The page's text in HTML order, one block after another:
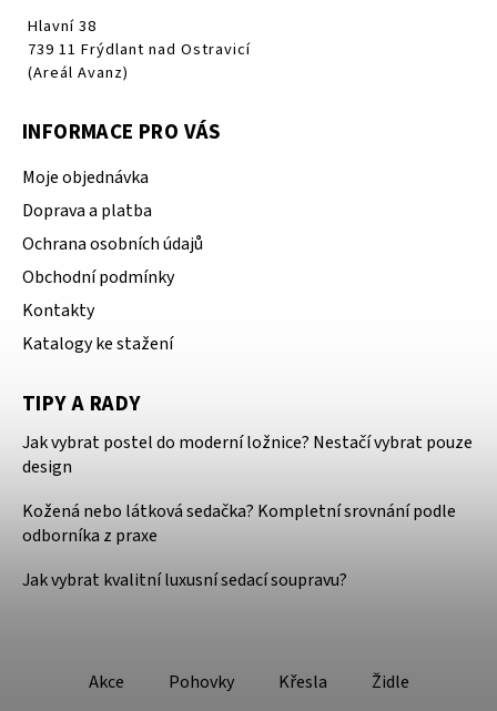
Hlavní 38
739 11 Frýdlant nad Ostravicí
(Areál Avanz)
INFORMACE PRO VÁS
Moje objednávka
Doprava a platba
Ochrana osobních údajů
Obchodní podmínky
Kontakty
Katalogy ke stažení
TIPY A RADY
Jak vybrat postel do moderní ložnice? Nestačí vybrat pouze
design
Kožená nebo látková sedačka? Kompletní srovnání podle
odborníka z praxe
Jak vybrat kvalitní luxusní sedací soupravu?
Akce Pohovky Křesla
Židle